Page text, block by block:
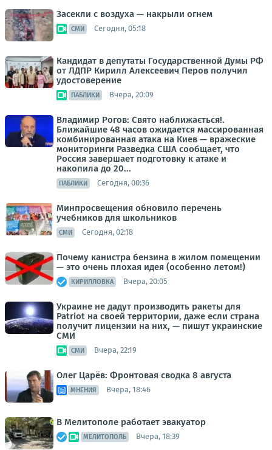
Засекли с воздуха — накрыли огнем
СМИ Сегодня, 05:18
Кандидат в депутаты Государственной Думы РФ
от ЛДПР Кирилл Алексеевич Перов получил
удостоверение
ПАБЛИКИ Вчера, 20:09
Владимир Рогов: Свято наближається!.
Ближайшие 48 часов ожидается массированная
комбинированная атака на Киев — вражеские
мониторинги Разведка США сообщает, что
Россия завершает подготовку к атаке и
накопила до 20...
ПАБЛИКИ Сегодня, 00:36
Минпросвещения обновило перечень
учебников для школьников
СМИ Сегодня, 02:18
Почему канистра бензина в жилом помещении
— это очень плохая идея (особенно летом!)
КИРИЛЛОВКА Вчера, 20:05
Украине не дадут производить ракеты для
Patriot на своей территории, даже если страна
получит лицензии на них, — пишут украинские
СМИ
СМИ Вчера, 22:19
Олег Царёв: Фронтовая сводка 8 августа
МНЕНИЯ Вчера, 18:46
В Мелитополе работает эвакуатор
МЕЛИТОПОЛЬ Вчера, 18:39